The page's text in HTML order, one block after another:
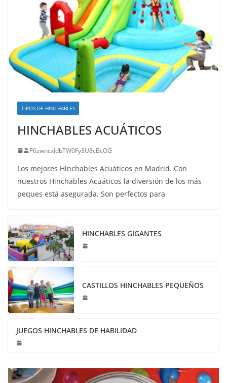
TIPOS DE HINCHABLES
HINCHABLES ACUÁTICOS
P6zwncxIdbTW0Fy3U8cBcOG
Los mejores Hinchables Acuáticos en Madrid. Con
nuestros Hinchables Acuáticos la diversión de los más
peques está asegurada. Son perfectos para
HINCHABLES GIGANTES
CASTILLOS HINCHABLES PEQUEÑOS
JUEGOS HINCHABLES DE HABILIDAD